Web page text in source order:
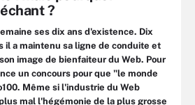
?
ses dix ans d'existence. Dix
il a maintenu sa ligne de conduite et
image de bienfaiteur du Web. Pour
un concours pour que "le monde
Même si l'industrie du Web
mal l'hégémonie de la plus grosse